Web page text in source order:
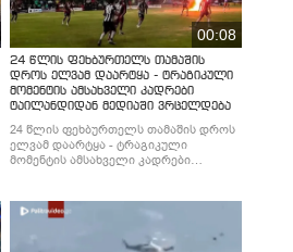
00:08
24 წლის ფეხბურთელს თამაშის
დროს ელვამ დაარტყა - ტრაგიკული
მომენტის ამსახველი კადრები
ტაილანდიდან მედიაში ვრცელდება
24 წლის ფეხბურთელს თამაშის დროს
ელვამ დაარტყა - ტრაგიკული
მომენტის ამსახველი კადრები